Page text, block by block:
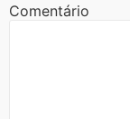
Comentário